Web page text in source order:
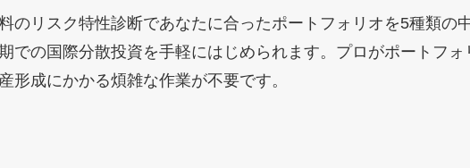
のリスク特性診断であなたに合ったポートフォリオを5種類の
での国際分散投資を手軽にはじめられます。プロがポートフォ
形成にかかる煩雑な作業が不要です。